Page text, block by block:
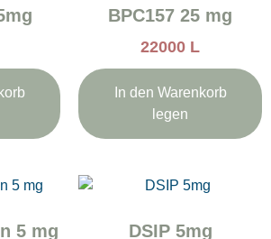
BPC157 25 mg
22000 L
In den Warenkorb
legen
5 mg DSIP 5mg